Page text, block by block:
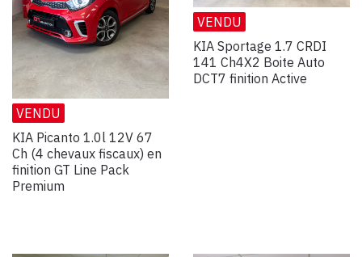
VENDU
KIA Picanto 1.0l 12V 67
Ch (4 chevaux fiscaux) en
finition GT Line Pack
Premium
VENDU
KIA Sportage 1.7 CRDI
141 Ch4X2 Boite Auto
DCT7 finition Active